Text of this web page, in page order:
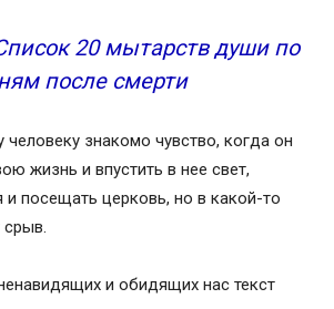
20 мытарств души по
после смерти
знакомо чувство, когда он
жизнь и впустить в нее свет,
и посещать церковь, но в какой-то
срыв.